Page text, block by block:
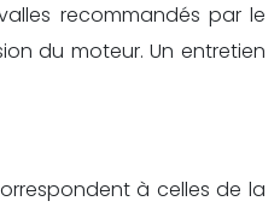
recommandés par le
du moteur. Un entretien
à celles de la